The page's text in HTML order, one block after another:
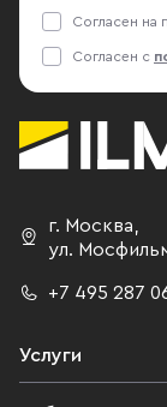
Согласен на
Согласен с
г. Москва,
ул.
+7 495 287
Услуги